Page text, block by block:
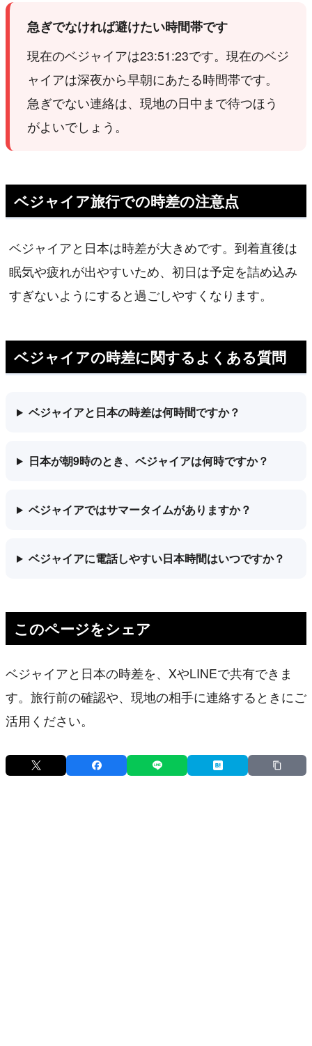
急ぎでなければ避けたい時間帯です
現在のベジャイアは23:51:23です。現在のベジ
ャイアは深夜から早朝にあたる時間帯です。
急ぎでない連絡は、現地の日中まで待つほう
がよいでしょう。
ベジャイア旅行での時差の注意点
ベジャイアと日本は時差が大きめです。到着直後は
眠気や疲れが出やすいため、初日は予定を詰め込み
すぎないようにすると過ごしやすくなります。
ベジャイアの時差に関するよくある質問
ベジャイアと日本の時差は何時間ですか？
日本が朝9時のとき、ベジャイアは何時ですか？
ベジャイアではサマータイムがありますか？
ベジャイアに電話しやすい日本時間はいつですか？
このページをシェア
ベジャイアと日本の時差を、XやLINEで共有できま
す。旅行前の確認や、現地の相手に連絡するときにご
活用ください。